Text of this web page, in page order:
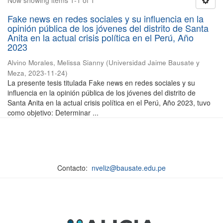
Fake news en redes sociales y su influencia en la
opinión pública de los jóvenes del distrito de Santa
Anita en la actual crisis política en el Perú, Año
2023
Alvino Morales, Melissa Sianny (Universidad Jaime Bausate y
Meza, 2023-11-24)
La presente tesis titulada Fake news en redes sociales y su
influencia en la opinión pública de los jóvenes del distrito de
Santa Anita en la actual crisis política en el Perú, Año 2023, tuvo
como objetivo: Determinar ...
Contacto: nveliz@bausate.edu.pe